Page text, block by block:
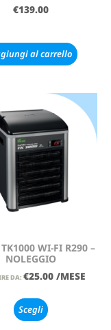
€139.00
al carrello
TK1000 WI-FI R290 –
NOLEGGIO
DA: €25.00 /MESE
Scegli